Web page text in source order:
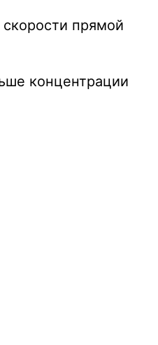
прямой
концентрации